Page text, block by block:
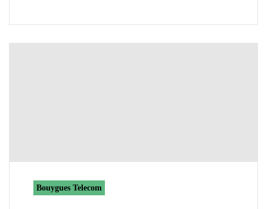
Bouygues Telecom